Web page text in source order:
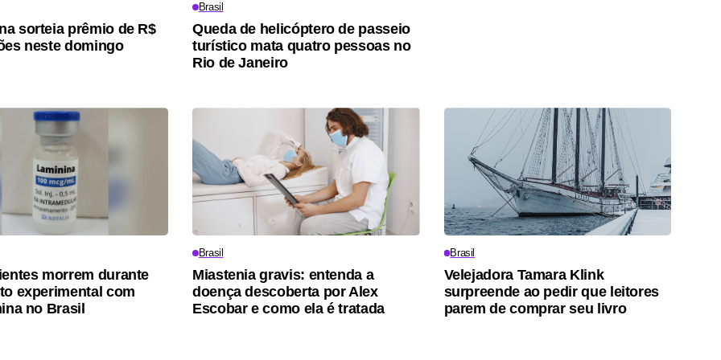
sorteia prêmio de R$
neste domingo
Brasil
Queda de helicóptero de passeio
turístico mata quatro pessoas no
Rio de Janeiro
morrem durante
experimental com
no Brasil
Brasil
Miastenia gravis: entenda a
doença descoberta por Alex
Escobar e como ela é tratada
Brasil
Velejadora Tamara Klink
surpreende ao pedir que leitores
parem de comprar seu livro